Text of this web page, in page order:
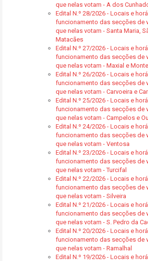
que nelas votam - A dos
Edital N.º 28/2026 - Locais e
funcionamento das secções de
que nelas votam - Santa Maria,
Matacães
Edital N.º 27/2026 - Locais e
funcionamento das secções de
que nelas votam - Maxial e
Edital N.º 26/2026 - Locais e
funcionamento das secções de
que nelas votam - Carvoeira e
Edital N.º 25/2026 - Locais e
funcionamento das secções de
que nelas votam - Campelos e
Edital N.º 24/2026 - Locais e
funcionamento das secções de
que nelas votam - Ventosa
Edital N.º 23/2026 - Locais e
funcionamento das secções de
que nelas votam - Turcifal
Edital N.º 22/2026 - Locais e
funcionamento das secções de
que nelas votam - Silveira
Edital N.º 21/2026 - Locais e
funcionamento das secções de
que nelas votam - S. Pedro da
Edital N.º 20/2026 - Locais e
funcionamento das secções de
que nelas votam - Ramalhal
Edital N.º 19/2026 - Locais e